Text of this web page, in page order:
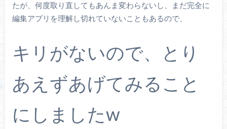
たが、何度取り直してもあんま変わらないし、まだ完全に
編集アプリを理解し切れていないこともあるので、
キリがないので、とり
あえずあげてみること
にしましたw